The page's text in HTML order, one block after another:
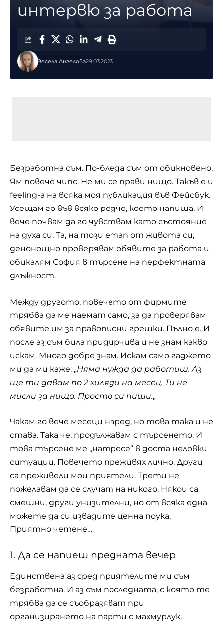
интервю за работа
Весела Ангелова29.03.2023
Безработна съм. По-бледа съм от обикновено.
Ям повече чипс. Не ми се прави нищо. Такъв е и
feeling-a на всяка моя публикация във Фейсбук.
Усещам го във всяко редче, което напиша. И
вече почвам да го чувствам като състояние
на духа си. Та, на този етап от живота си,
денонощно проверявам обявите за работа и
обикалям София в търсене на перфектната
длъжност.
Между другото, повечето от фирмите
трябва да ме наемат само, за да проверявам
обявите им за правописни грешки. Пълно е. И
после аз съм била придирчива и не знам какво
искам. Много добре знам. Искам само гаджето
ми да ми каже: „Няма нужда да работиш. Аз
ще ти давам по 2 хиляди на месец. Ти не
мисли за нищо. Просто си пиши.„
Чакам го вече месеци наред, но това така и не
става. Така че, продължавам с търсенето. И
това търсене ме „натресе“ в доста неловки
ситуации. Повечето преживях лично. Други
са преживели мои приятели. Трети не
пожелавам да се случат на никого. Някои са
смешни, други унизителни, но от всяка една
можете да си извадите ценна поука.
Приятно четене…
1. Да се напиеш предната вечер
Единствена аз сред приятелите ми съм
безработна. И аз съм последната, с която те
трябва да се съобразяват при
организирането на парти с махмурлук.